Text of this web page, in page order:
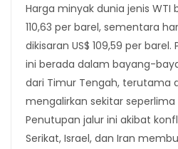
Harga minyak dunia jenis WTI
110,63 per barel, sementara
dikisaran US$ 109,59 per
ini berada dalam bayang-
dari Timur Tengah, terutama
mengalirkan sekitar
Penutupan jalur ini akibat
Serikat, Israel, dan Iran